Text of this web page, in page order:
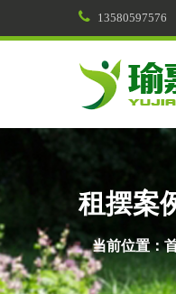
13580597576
租摆案
当前位置：